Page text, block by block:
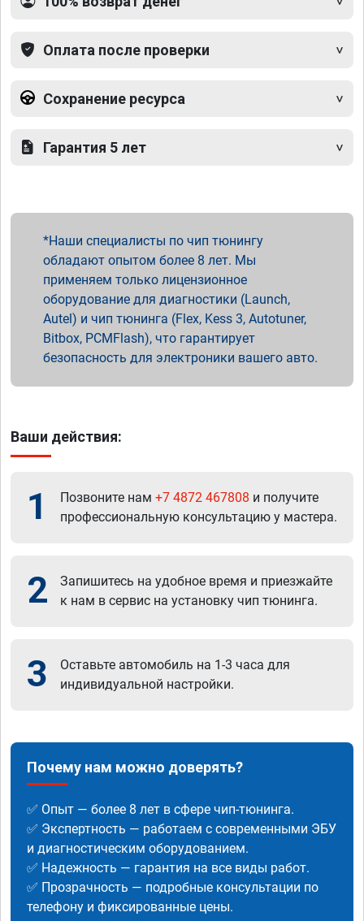
Оплата после проверки
Сохранение ресурса
Гарантия 5 лет
Наши специалисты по чип тюнингу
обладают опытом более 8 лет. Мы
применяем только лицензионное
оборудование для диагностики (Launch,
Autel) и чип тюнинга (Flex, Kess 3, Autotuner,
Bitbox, PCMFlash), что гарантирует
безопасность для электроники вашего авто.
Ваши действия:
1 Позвоните нам +7 4872 467808 и получите
профессиональную консультацию у мастера.
2
Запишитесь на удобное время и приезжайте
к нам в сервис на установку чип тюнинга.
3
Оставьте автомобиль на 1-3 часа для
индивидуальной настройки.
Почему нам можно доверять?
✅ Опыт — более 8 лет в сфере чип-тюнинга.
✅ Экспертность — работаем с современными ЭБУ
и диагностическим оборудованием.
✅ Надежность — гарантия на все виды работ.
✅ Прозрачность — подробные консультации по
телефону и фиксированные цены.